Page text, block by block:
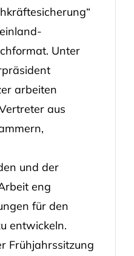
Unter
arbeiten
aus
und der
eng
für den
entwickeln.
Frühjahrssitzung